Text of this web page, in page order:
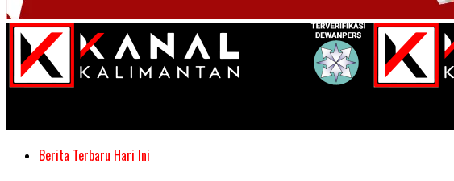
Berita Terbaru Hari Ini